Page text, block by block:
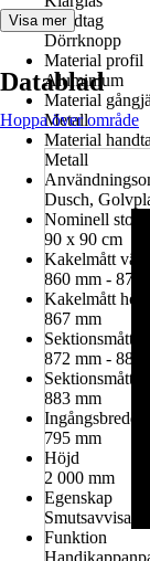
Handtag
Dörrknopp
Material profil
Aluminium
Material
Metall
Material
Metall
Dusch,
Nominell
90 x 90 cm
Kakelmått
860 mm - 874
Kakelmått
867 mm
Sektionsmått
872 mm - 886
Sektionsmått
883 mm
Ingångsbredd
795 mm
Höjd
2 000 mm
Egenskap
Funktion
Visa mer
Datablad
Hoppa över område